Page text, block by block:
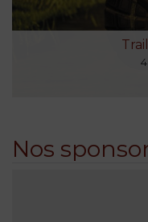
Nos